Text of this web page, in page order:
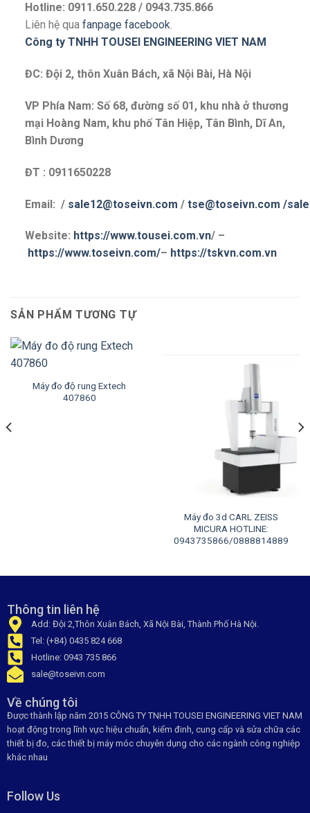
Hotline: 0911.650.228 / 0943.735.866
Liên hệ qua fanpage facebook.
Công ty TNHH TOUSEI ENGINEERING VIET NAM
ĐC: Đội 2, thôn Xuân Bách, xã Nội Bài, Hà Nội
VP Phía Nam: Số 68, đường số 01, khu nhà ở thương
mại Hoàng Nam, khu phố Tân Hiệp, Tân Bình, Dĩ An,
Bình Dương
ĐT : 0911650228
Email: / sale12@toseivn.com / tse@toseivn.com /
Website: https://www.tousei.com.vn/ –
https://www.toseivn.com/– https://tskvn.com.vn
SẢN PHẨM TƯƠNG TỰ
Máy đo độ rung Extech
407860
Máy đo 3d CARL ZEISS
MICURA HOTLINE:
0943735866/0888814889
Thông tin liên hệ
Add: Đội 2,Thôn Xuân Bách, Xã Nội Bài, Thành Phố Hà Nội.
Tel: (+84) 0435 824 668
Hotline: 0943 735 866
sale@toseivn.com
Về chúng tôi
Được thành lập năm 2015 CÔNG TY TNHH TOUSEI ENGINEERING VIET NAM
hoạt động trong lĩnh vực hiệu chuẩn, kiểm đinh, cung cấp và sửa chữa các
thiết bị đo, các thiết bị máy móc chuyên dụng cho các ngành công nghiệp
khác nhau
Follow Us